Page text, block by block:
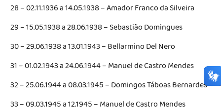
28 – 02.11.1936 a 14.05.1938 – Amador Franco da Silveira
29 – 15.05.1938 a 28.06.1938 – Sebastião Domingues
30 – 29.06.1938 a 13.01.1943 – Bellarmino Del Nero
31 – 01.02.1943 a 24.06.1944 – Manuel de Castro Mendes
32 – 25.06.1944 a 08.03.1945 – Domingos Táboas Bernardes
33 – 09.03.1945 a 12.1945 – Manuel de Castro Mendes